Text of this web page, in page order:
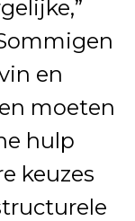
en
moeten
hulp
keuzes